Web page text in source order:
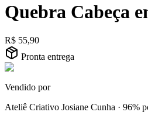
Quebra Cabeça
R$ 55,90
Pronta entrega
Vendido por
Ateliê Criativo Josiane Cunha · 96%